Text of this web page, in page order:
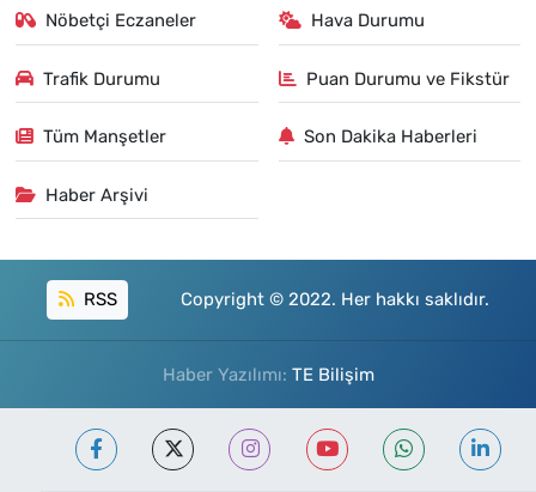
Nöbetçi Eczaneler Hava Durumu
Trafik Durumu Puan Durumu ve Fikstür
Tüm Manşetler Son Dakika Haberleri
Haber Arşivi
RSS Copyright © 2022. Her hakkı saklıdır.
Haber Yazılımı: TE Bilişim